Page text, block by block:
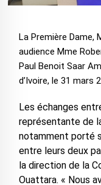
La Première Dame,
audience Mme
Paul Benoit Saar
d’Ivoire, le 31 mars
Les échanges
représentante de
notamment porté
entre leurs deux
la direction de la
Ouattara. « Nous